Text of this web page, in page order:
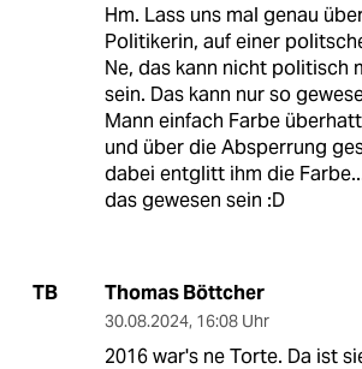
Hm. Lass uns mal genau
Politikerin, auf einer
Ne, das kann nicht politisch
sein. Das kann nur so
Mann einfach Farbe
und über die Absperrung
dabei entglitt ihm die
das gewesen sein :D
TB Thomas Böttcher
30.08.2024, 16:08 Uhr
2016 war's ne Torte. Da ist